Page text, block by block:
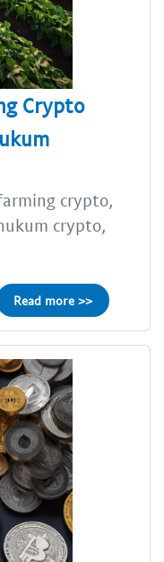
Crypto
crypto,
crypto,
Read more >>